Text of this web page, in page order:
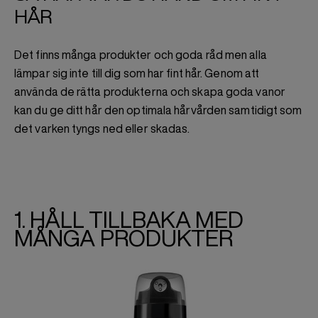
HÅR
Det finns många produkter och goda råd men alla
lämpar sig inte till dig som har fint hår. Genom att
använda de rätta produkterna och skapa goda vanor
kan du ge ditt hår den optimala hårvården samtidigt som
det varken tyngs ned eller skadas.
1. HÅLL TILLBAKA MED
MÅNGA PRODUKTER